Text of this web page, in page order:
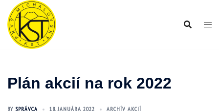
Preskočiť
obsah
Plán akcií na rok 2022
BY SPRÁVCA 18. JANUÁRA 2022 ARCHÍV AKCIÍ